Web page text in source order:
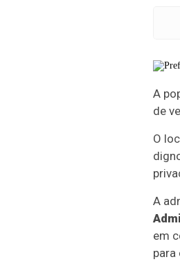
A
de
O
A
em
para